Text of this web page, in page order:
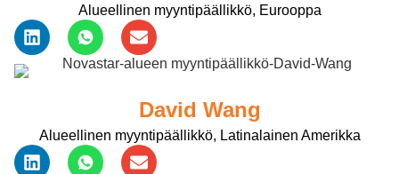
Alueellinen myyntipäällikkö, Eurooppa
David Wang
Alueellinen myyntipäällikkö, Latinalainen Amerikka